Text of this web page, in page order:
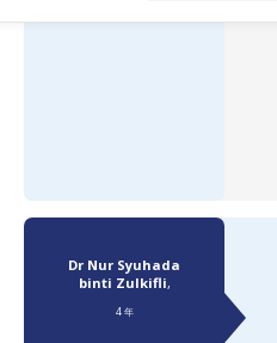
Dr Nur Syuhada
binti Zulkifli,
4 年